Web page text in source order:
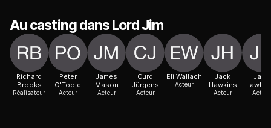
Au casting dans Lord Jim
Richard
Brooks
Réalisateur
Peter
O'Toole
Acteur
James
Mason
Acteur
Curd
Jürgens
Acteur
Eli Wallach
Acteur
Jack
Hawkins
Acteur
Jack
Acteur